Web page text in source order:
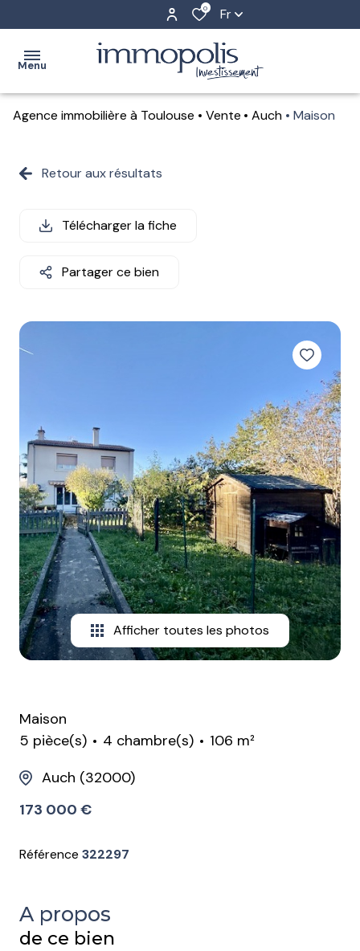
0 Fr
Menu
achat
location
Toulouse
Auch
Agence immobilière à Toulouse Vente Auch Maison
Retour aux résultats
Télécharger la fiche
Partager ce bien
Afficher toutes les photos
Maison
5 pièce(s)
4 chambre(s)
106 m²
Auch (32000)
173 000 €
Référence 322297
A propos
de ce bien